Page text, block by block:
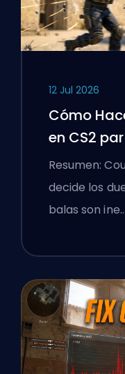
12 Jul 2026
Cómo
en CS2
Precisión
Resumen:
decide los
balas son ine…